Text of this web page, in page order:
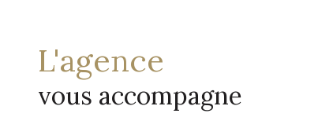
l'agence
vous accompagne